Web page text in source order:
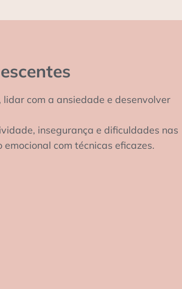
com a ansiedade e desenvolver
insegurança e dificuldades nas
com técnicas eficazes.